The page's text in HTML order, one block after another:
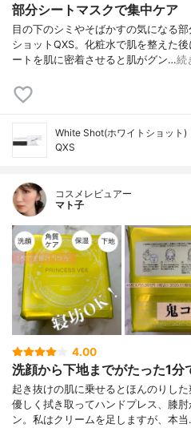
部分シートマスクで集中ケア
目の下のシミやそばかすの気になる
ショットQXS。化粧水で肌を整えた
ートを肌に密着させると肌がグン…続
White Shot(ホワイトショット)
QXS
コスメレビュアー
マト子
4.00
洗顔から下地までがたった1分
起き抜けの肌に乗せるとほんのりし
優しく拭き取ってハンドプレス、膝
ン。私はクリームを足しますが、本